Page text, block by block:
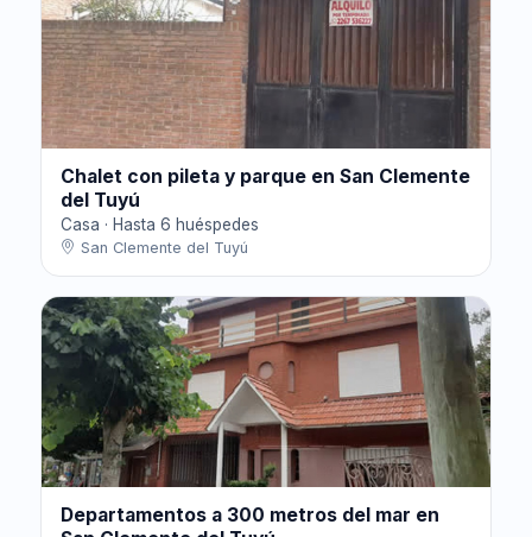
Chalet con pileta y parque en San Clemente
del Tuyú
Casa · Hasta 6 huéspedes
San Clemente del Tuyú
Departamentos a 300 metros del mar en